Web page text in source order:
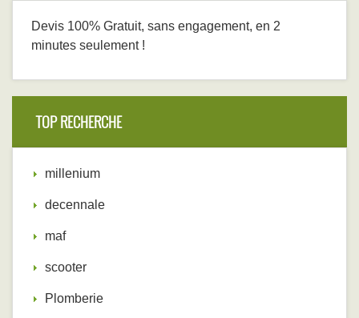
Devis 100% Gratuit, sans engagement, en 2
minutes seulement !
TOP RECHERCHE
millenium
decennale
maf
scooter
Plomberie